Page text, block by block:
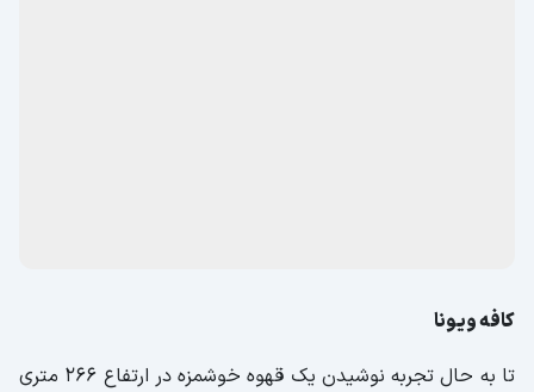
کافه ویونا
تا به حال تجربه نوشیدن یک قهوه خوشمزه در ارتفاع ۲۶۶ متری